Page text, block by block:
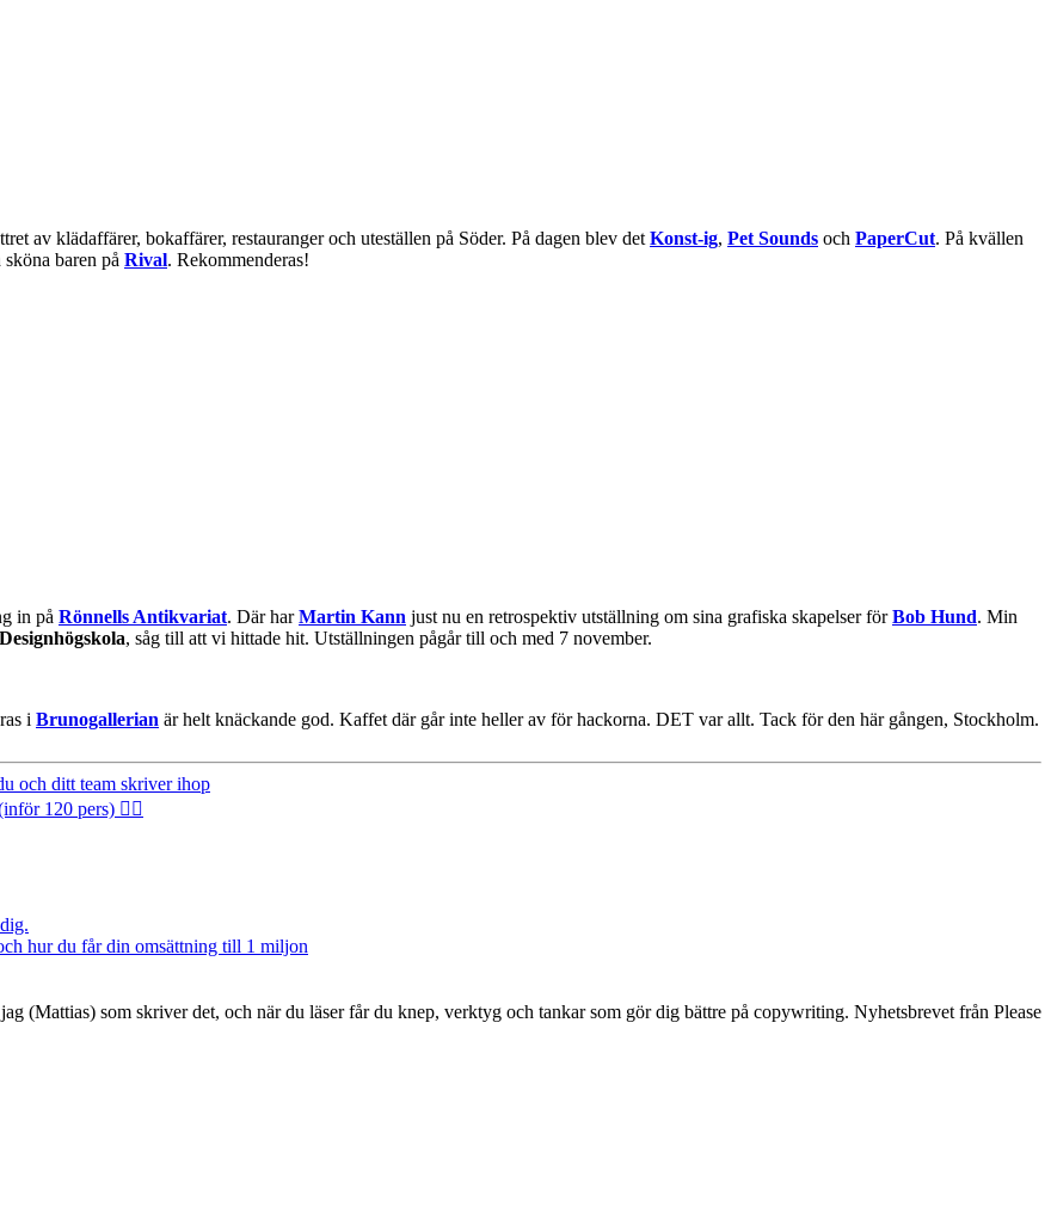
av klädaffärer, bokaffärer, restauranger och uteställen på Söder. På dagen blev detKonst-ig, Pet Sounds och PaperCut. På kvällen
baren på Rival. Rekommenderas!
in på Rönnells Antikvariat. Där harMartin Kann just nu en retrospektiv utställning om sina grafiska skapelser förBob Hund. Min
, såg till att vi hittade hit. Utställningen pågår till och med 7 november.
i Brunogallerian är helt knäckande god. Kaffet där går inte heller av för hackorna. DET var allt. Tack för den här gången, Stockholm.
och ditt team skriver ihop
120 pers) 🤦‍♂️
hur du får din omsättning till 1 miljon
(Mattias) som skriver det, och när du läser får du knep, verktyg och tankar som gör dig bättre på copywriting. Nyhetsbrevet från Please